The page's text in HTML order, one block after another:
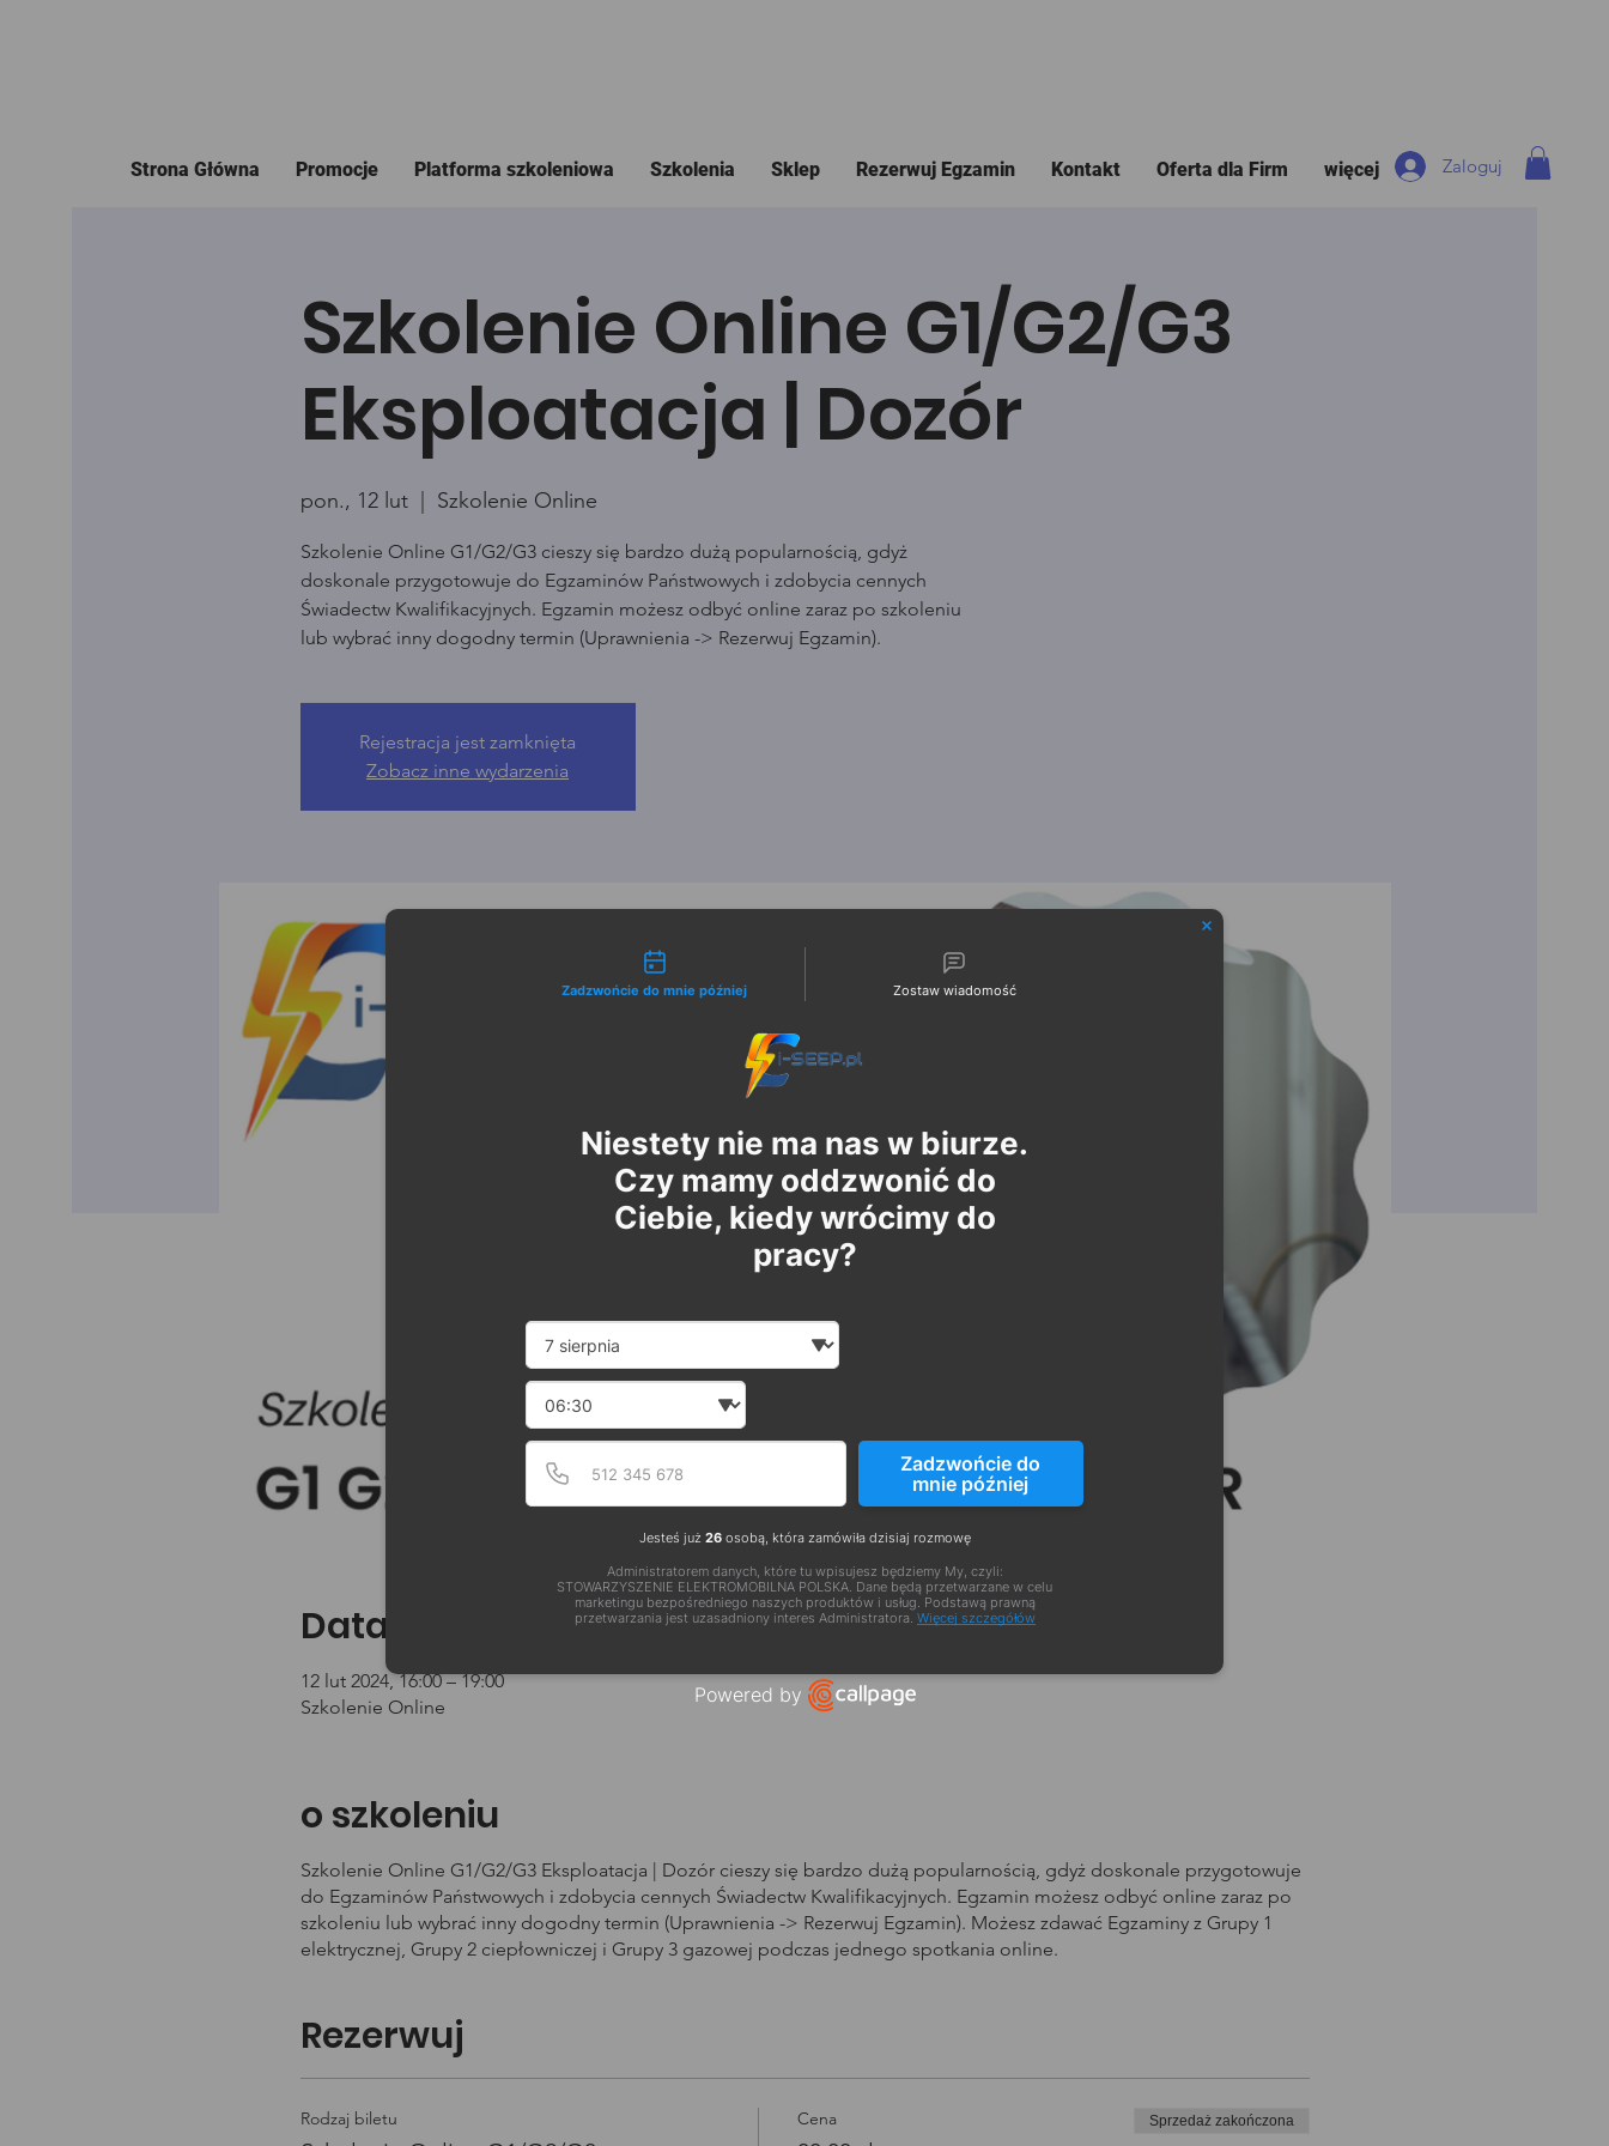
Strona Główna Promocje Platforma szkoleniowa Szkolenia Sklep Rezerwuj Egzamin Kontakt Oferta dla Firm więcej Zaloguj
Szkolenie Online G1/G2/G3
Eksploatacja | Dozór
pon., 12 lut
  |
Szkolenie Online
Szkolenie Online G1/G2/G3 cieszy się bardzo dużą popularnością, gdyż
doskonale przygotowuje do Egzaminów Państwowych i zdobycia cennych
Świadectw Kwalifikacyjnych. Egzamin możesz odbyć online zaraz po szkoleniu
lub wybrać inny dogodny termin (Uprawnienia -> Rezerwuj Egzamin).
Rejestracja jest zamknięta
Zobacz inne wydarzenia
Data i godzina szkolenia
12 lut 2024, 16:00 – 19:00
Szkolenie Online
o szkoleniu
Szkolenie Online G1/G2/G3 Eksploatacja | Dozór cieszy się bardzo dużą popularnością, gdyż doskonale przygotowuje
do Egzaminów Państwowych i zdobycia cennych Świadectw Kwalifikacyjnych. Egzamin możesz odbyć online zaraz po
szkoleniu lub wybrać inny dogodny termin (Uprawnienia -> Rezerwuj Egzamin). Możesz zdawać Egzaminy z Grupy 1
elektrycznej, Grupy 2 ciepłowniczej i Grupy 3 gazowej podczas jednego spotkania online.
Rezerwuj
Rodzaj biletu Cena Sprzedaż zakończona
Możliwości kontaktu
Zadzwońcie do mnie później Zostaw wiadomość
Niestety nie ma nas w biurze.
Czy mamy oddzwonić do
Ciebie, kiedy wrócimy do
pracy?
Date and time slection for scheduled call
Wybierz datę
Wybierz godzinę
Numer telefonu
Podaj poprawny numer telefonu w formacie E164
Zadzwońcie do
mnie później
Jesteś już 26osobą, która zamówiła dzisiaj rozmowę
Administratorem danych, które tu wpisujesz będziemy My, czyli:
STOWARZYSZENIE ELEKTROMOBILNA POLSKA. Dane będą przetwarzane w celu
marketingu bezpośredniego naszych produktów i usług. Podstawą prawną
przetwarzania jest uzasadniony interes Administratora. Więcej szczegółów
Powered by